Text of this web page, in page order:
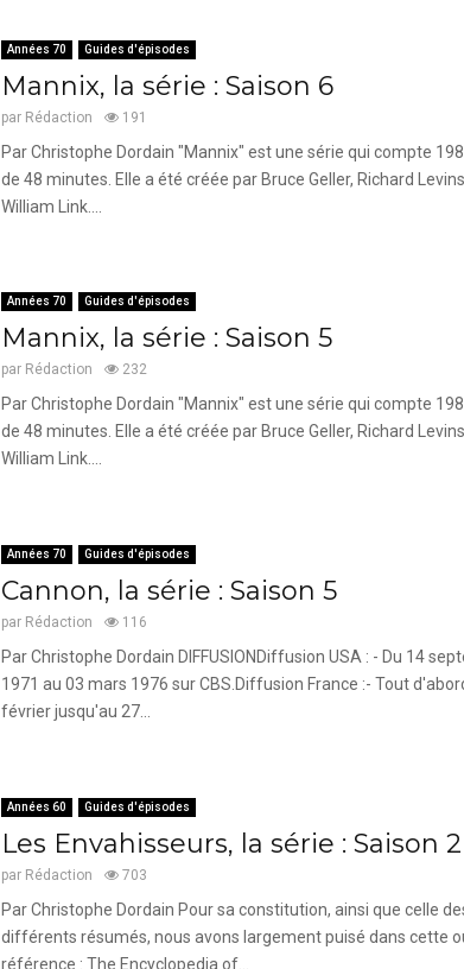
Années 70 Guides d'épisodes
Mannix, la série : Saison 6
par Rédaction 191
Par Christophe Dordain "Mannix" est une série qui compte
de 48 minutes. Elle a été créée par Bruce Geller, Richard
William Link....
Années 70 Guides d'épisodes
Mannix, la série : Saison 5
par Rédaction 232
Par Christophe Dordain "Mannix" est une série qui compte
de 48 minutes. Elle a été créée par Bruce Geller, Richard
William Link....
Années 70 Guides d'épisodes
Cannon, la série : Saison 5
par Rédaction 116
Par Christophe Dordain DIFFUSIONDiffusion USA : - Du 14
1971 au 03 mars 1976 sur CBS.Diffusion France :- Tout
février jusqu'au 27...
Années 60 Guides d'épisodes
Les Envahisseurs, la série : Saison 2
par Rédaction 703
Par Christophe Dordain Pour sa constitution, ainsi que celle
différents résumés, nous avons largement puisé dans cette
référence : The Encyclopedia of...